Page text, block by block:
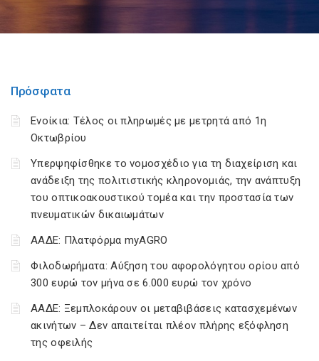
Πρόσφατα
Ενοίκια: Τέλος οι πληρωμές με μετρητά από 1η
Οκτωβρίου
Υπερψηφίσθηκε το νομοσχέδιο για τη διαχείριση και
ανάδειξη της πολιτιστικής κληρονομιάς, την ανάπτυξη
του οπτικοακουστικού τομέα και την προστασία των
πνευματικών δικαιωμάτων
ΑΑΔΕ: Πλατφόρμα myAGRO
Φιλοδωρήματα: Αύξηση του αφορολόγητου ορίου από
300 ευρώ τον μήνα σε 6.000 ευρώ τον χρόνο
ΑΑΔΕ: Ξεμπλοκάρουν οι μεταβιβάσεις κατασχεμένων
ακινήτων – Δεν απαιτείται πλέον πλήρης εξόφληση
της οφειλής